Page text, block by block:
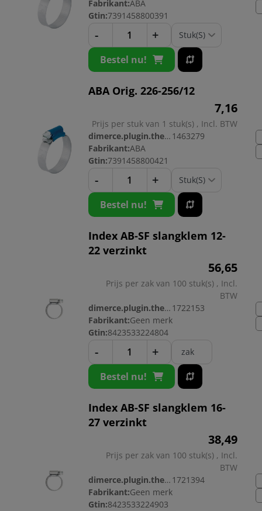
Fabrikant:ABA
Gtin:7391458800391
- +
Bestel nu!
ABA Orig. 226-256/12
7,16
Prijs per stuk van 1 stuk(s) , Incl. BTW
dimerce.plugin.theme.productnr: 1463279
Fabrikant:ABA
Gtin:7391458800421
- +
Bestel nu!
Index AB-SF slangklem 12-
22 verzinkt
56,65
Prijs per zak van 100 stuk(s) , Incl.
BTW
dimerce.plugin.theme.productnr: 1722153
Fabrikant:Geen merk
Gtin:8423533224804
- + zak
Bestel nu!
Index AB-SF slangklem 16-
27 verzinkt
38,49
Prijs per zak van 100 stuk(s) , Incl.
BTW
dimerce.plugin.theme.productnr: 1721394
Fabrikant:Geen merk
Gtin:8423533224903